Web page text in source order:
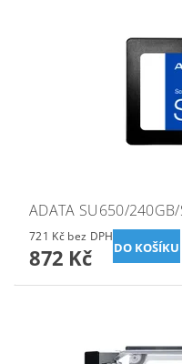
ADATA SU650/
721 Kč bez DPH
872 Kč